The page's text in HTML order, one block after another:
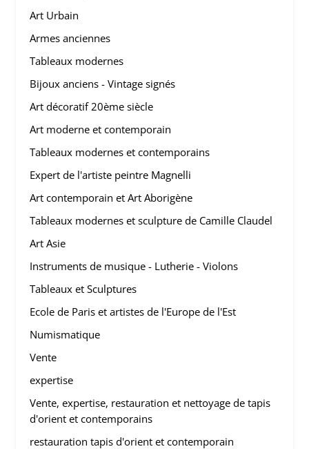
Art Urbain
Armes anciennes
Tableaux modernes
Bijoux anciens - Vintage signés
Art décoratif 20ème siècle
Art moderne et contemporain
Tableaux modernes et contemporains
Expert de l'artiste peintre Magnelli
Art contemporain et Art Aborigène
Tableaux modernes et sculpture de Camille Claudel
Art Asie
Instruments de musique - Lutherie - Violons
Tableaux et Sculptures
Ecole de Paris et artistes de l'Europe de l'Est
Numismatique
Vente
expertise
Vente, expertise, restauration et nettoyage de tapis
d'orient et contemporains
restauration tapis d'orient et contemporain